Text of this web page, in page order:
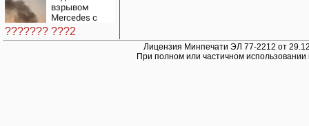
нацистской
логике
взрывом
Mercedes с
гендиректором
«Уралдронзавода»
??????? ???2
Лицензия Минпечати ЭЛ 77-2212 от
При полном или частичном